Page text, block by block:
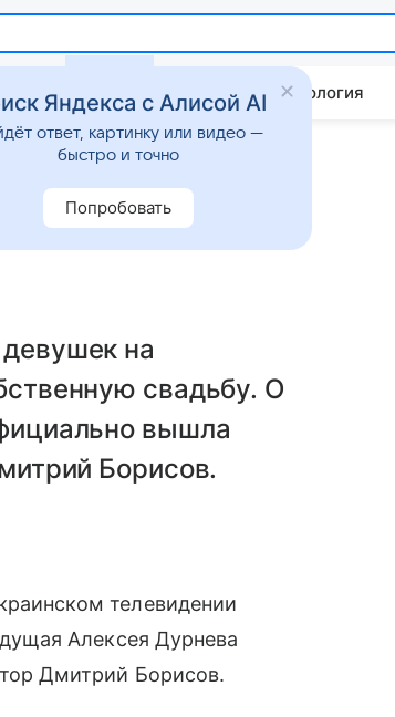
Гороскопы Стиль жизни Психология
замуж
на
свадьбу. О
вышла
Борисов.
телевидении
Алексея Дурнева
Дмитрий Борисов.
Яндекса с Алисой AI
ответ, картинку или видео —
быстро и точно
Попробовать